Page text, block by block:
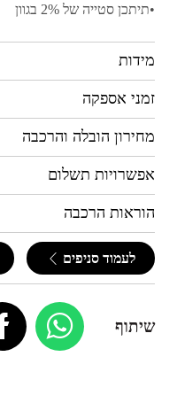
•תיתכן סטייה של 2% בגוון
מידות
זמני אספקה
מחירון הובלה והרכבה
אפשרויות תשלום
הוראות הרכבה
לעמוד סניפים
שיתוף